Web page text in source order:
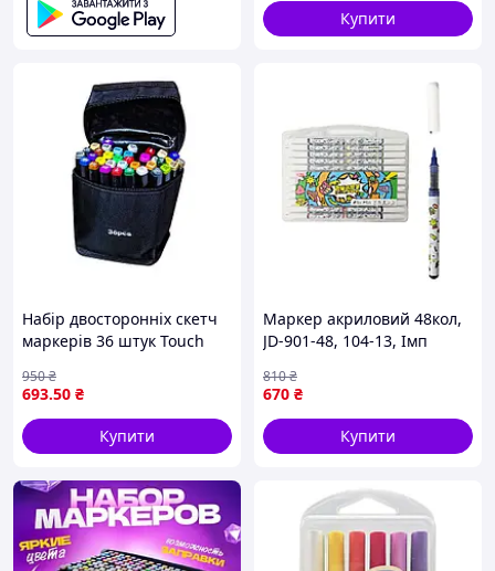
Купити
Набір двосторонніх скетч
маркерів 36 штук Touch
ART 7750 (36)
693.50 ₴
950₴
Купити
Маркер акриловий 48кол,
JD-901-48, 104-13, Імп
670 ₴
810₴
Купити